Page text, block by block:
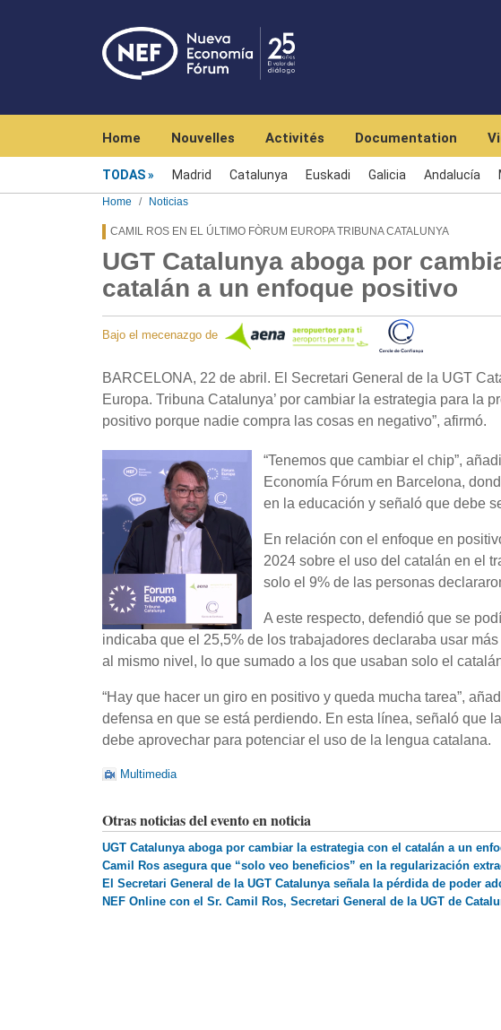
Home Nouvelles Activités Documentation
TODAS Madrid Catalunya Euskadi Galicia Andalucía
Home Noticias
CAMIL ROS EN EL ÚLTIMO FÒRUM EUROPA TRIBUNA CATALUNYA
UGT Catalunya aboga por
catalán a un enfoque positivo
Bajo el mecenazgo de
BARCELONA, 22 de abril. El Secretari General de la UGT
Europa. Tribuna Catalunya’ por cambiar la estrategia para la
positivo porque nadie compra las cosas en negativo”, afirmó.
“Tenemos que cambiar el chip”,
Economía Fórum en Barcelona,
en la educación y señaló que debe
En relación con el enfoque en
2024 sobre el uso del catalán en el
solo el 9% de las personas
A este respecto, defendió que se
indicaba que el 25,5% de los trabajadores declaraba usar
al mismo nivel, lo que sumado a los que usaban solo el
“Hay que hacer un giro en positivo y queda mucha tarea”,
defensa en que se está perdiendo. En esta línea, señaló que
debe aprovechar para potenciar el uso de la lengua catalana.
Multimedia
Otras noticias del evento en noticia
UGT Catalunya aboga por cambiar la estrategia con el catalán a un
Camil Ros asegura que “solo veo beneficios” en la regularización
​El Secretari General de la UGT Catalunya señala la pérdida de poder
NEF Online con el Sr. Camil Ros, Secretari General de la UGT de